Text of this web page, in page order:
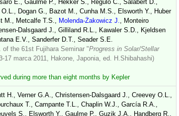
E., Gaulme P., Hekker S., Régulo C., Salabert D.,
Dogan G., Bazot M., Cunha M.S., Elsworth Y., Huber
M., Metcalfe T.S., Molenda-Żakowicz J., Monteiro
Dalsgaard J., Gilliland R.L., Kawaler S.D., Kjeldsen
E.V., Sanderfer D.T., Seader S.E.
of the 61st Fujihara Seminar "Progress in Solar/Stellar
17 marca 2011, Hakone, Japonia, ed. H.Shibahashi)
during more than eight months by Kepler
H., Verner G.A., Christensen-Dalsgaard J., Creevey O.L.,
T., Campante T.L., Chaplin W.J., García R.A.,
S., Elsworth Y., Gaulme P., Guzik J.A., Handberg R.,